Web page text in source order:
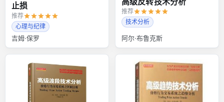
止损
推荐
心理与纪律
吉姆·保罗
推荐
技术分析
阿尔·布鲁克斯